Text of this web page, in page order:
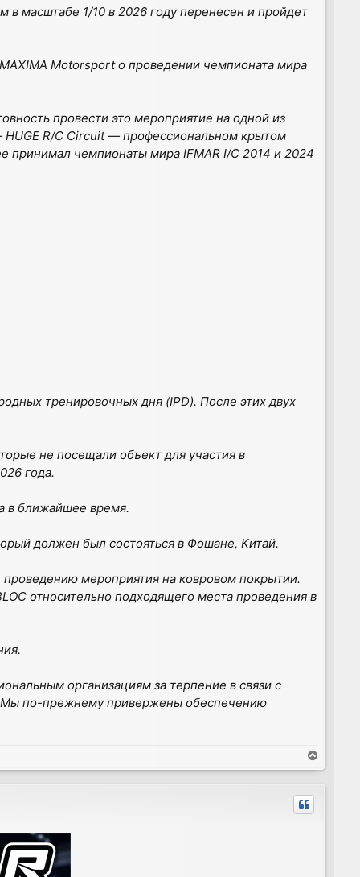
масштабе 1/10 в 2026 году перенесен и пройдет
Motorsport о проведении чемпионата мира
провести это мероприятие на одной из
R/C Circuit — профессиональном крытом
принимал чемпионаты мира IFMAR I/C 2014 и 2024
тренировочных дня (IPD). После этих двух
не посещали объект для участия в
года.
в ближайшее время.
должен был состояться в Фошане, Китай.
мероприятия на ковровом покрытии.
относительно подходящего места проведения в
организациям за терпение в связи с
Мы по-прежнему привержены обеспечению
е
р